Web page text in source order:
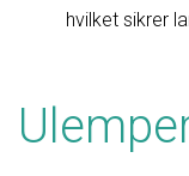
hvilket sikrer